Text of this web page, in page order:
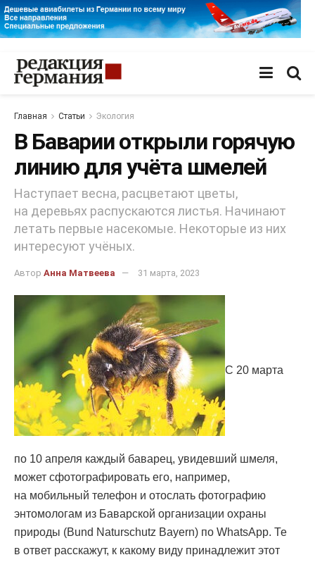
Главная Статьи Экология
В Баварии открыли горячую
линию для учёта шмелей
Наступает весна, расцветают цветы,
на деревьях распускаются листья. Начинают
летать первые насекомые. Некоторые из них
интересуют учёных.
Автор Анна Матвеева 31 марта, 2023
С 20 марта
по 10 апреля каждый баварец, увидевший шмеля,
может сфотографировать его, например,
на мобильный телефон и отослать фотографию
энтомологам из Баварской организации охраны
природы (Bund Naturschutz Bayern) по WhatsApp. Те
в ответ расскажут, к какому виду принадлежит этот